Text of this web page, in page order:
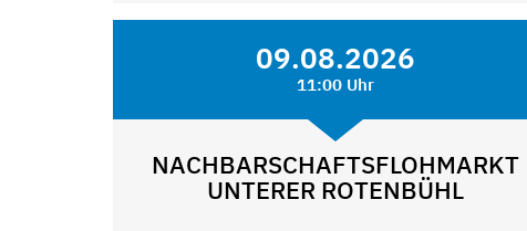
09.08.2026
11:00 Uhr
NACHBARSCHAFTSFLOHMARKT
UNTERER ROTENBÜHL